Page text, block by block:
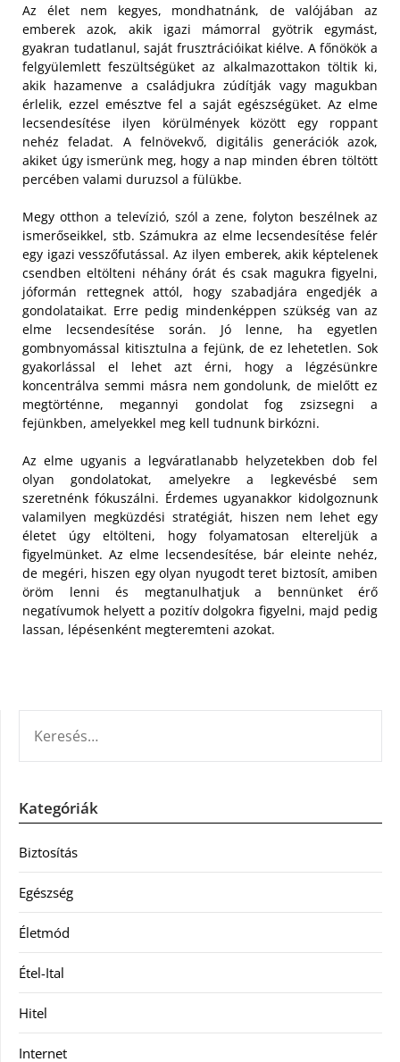
Az élet nem kegyes, mondhatnánk, de valójában az
emberek azok, akik igazi mámorral gyötrik egymást,
gyakran tudatlanul, saját frusztrációikat kiélve. A főnökök a
felgyülemlett feszültségüket az alkalmazottakon töltik ki,
akik hazamenve a családjukra zúdítják vagy magukban
érlelik, ezzel emésztve fel a saját egészségüket. Az elme
lecsendesítése ilyen körülmények között egy roppant
nehéz feladat. A felnövekvő, digitális generációk azok,
akiket úgy ismerünk meg, hogy a nap minden ébren töltött
percében valami duruzsol a fülükbe.
Megy otthon a televízió, szól a zene, folyton beszélnek az
ismerőseikkel, stb. Számukra az elme lecsendesítése felér
egy igazi vesszőfutással. Az ilyen emberek, akik képtelenek
csendben eltölteni néhány órát és csak magukra figyelni,
jóformán rettegnek attól, hogy szabadjára engedjék a
gondolataikat. Erre pedig mindenképpen szükség van az
elme lecsendesítése során. Jó lenne, ha egyetlen
gombnyomással kitisztulna a fejünk, de ez lehetetlen. Sok
gyakorlással el lehet azt érni, hogy a légzésünkre
koncentrálva semmi másra nem gondolunk, de mielőtt ez
megtörténne, megannyi gondolat fog zsizsegni a
fejünkben, amelyekkel meg kell tudnunk birkózni.
Az elme ugyanis a legváratlanabb helyzetekben dob fel
olyan gondolatokat, amelyekre a legkevésbé sem
szeretnénk fókuszálni. Érdemes ugyanakkor kidolgoznunk
valamilyen megküzdési stratégiát, hiszen nem lehet egy
életet úgy eltölteni, hogy folyamatosan eltereljük a
figyelmünket. Az elme lecsendesítése, bár eleinte nehéz,
de megéri, hiszen egy olyan nyugodt teret biztosít, amiben
öröm lenni és megtanulhatjuk a bennünket érő
negatívumok helyett a pozitív dolgokra figyelni, majd pedig
lassan, lépésenként megteremteni azokat.
Kategóriák
Biztosítás
Egészség
Életmód
Étel-Ital
Hitel
Internet